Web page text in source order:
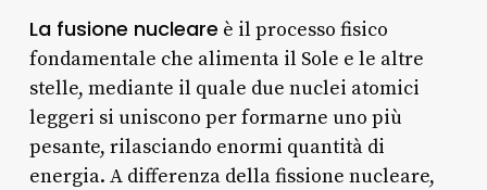
La fusione nucleare è il processo fisico
fondamentale che alimenta il Sole e le altre
stelle, mediante il quale due nuclei atomici
leggeri si uniscono per formarne uno più
pesante, rilasciando enormi quantità di
energia. A differenza della fissione nucleare,